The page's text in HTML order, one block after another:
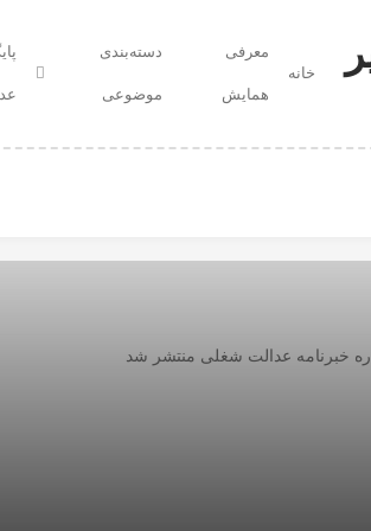
خانه
معرفی
همایش
دسته‌بندی
موضوعی
تجارب جهانی